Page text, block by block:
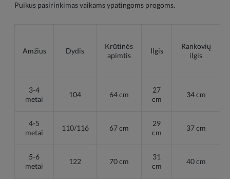
Puikus pasirinkimas vaikams ypatingoms progoms.
Amžius Dydis
Krūtinės
apimtis
Ilgis
Rankovių
ilgis
3-4
metai
104 64 cm
27
cm
34 cm
4-5
metai
110/116 67 cm
29
cm
37 cm
5-6
metai
122 70 cm
31
cm
40 cm